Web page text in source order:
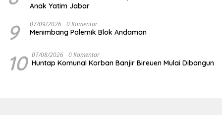
Anak Yatim Jabar
9 07/09/2026 0 Komentar
Menimbang Polemik Blok Andaman
10 07/08/2026 0 Komentar
Huntap Komunal Korban Banjir Bireuen Mulai Dibangun